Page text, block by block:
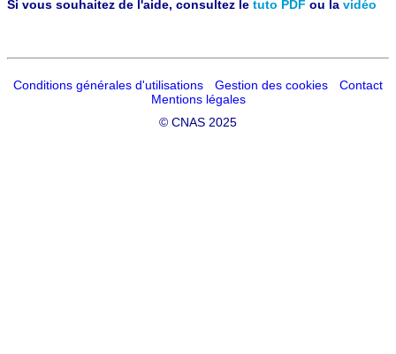
Si vous souhaitez de l'aide, consultez le tuto PDF ou la vidéo
Conditions générales d'utilisations Gestion des cookies
Contact
Mentions légales
© CNAS 2025